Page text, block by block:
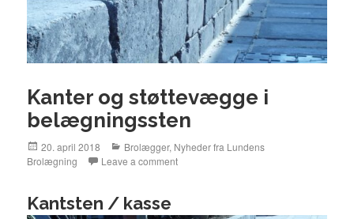
Kanter og støttevægge i
belægningssten
Posted
on
20. april 2018 Categories
Brolægger, Nyheder fra Lundens
Brolægning
Leave a comment
Kantsten / kasse